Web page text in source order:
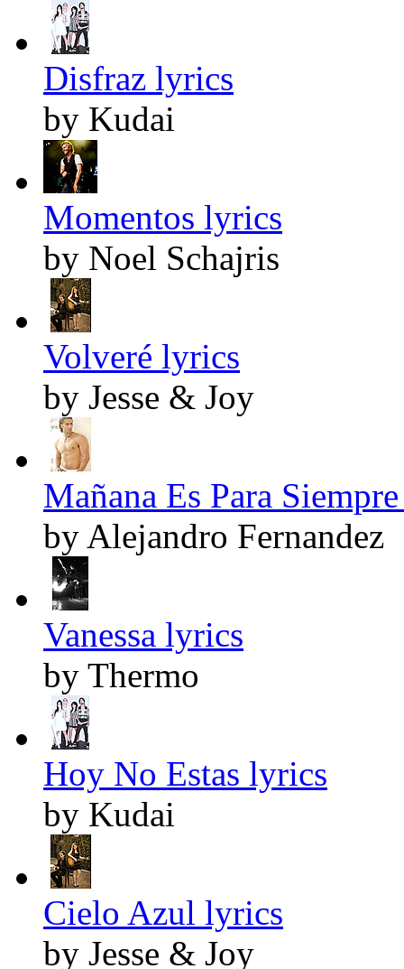
Disfraz lyrics
by Kudai
Momentos lyrics
by Noel Schajris
Volveré lyrics
by Jesse & Joy
Mañana Es Para
by Alejandro Fernandez
Vanessa lyrics
by Thermo
Hoy No Estas lyrics
by Kudai
Cielo Azul lyrics
by Jesse & Joy